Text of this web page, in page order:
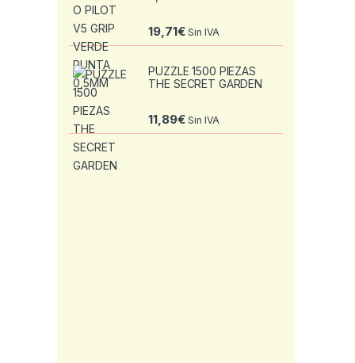
19,71€ Sin IVA
PUZZLE 1500 PIEZAS
THE SECRET GARDEN
11,89€ Sin IVA